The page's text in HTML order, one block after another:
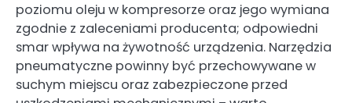
poziomu oleju w kompresorze oraz jego wymiana
zgodnie z zaleceniami producenta; odpowiedni
smar wpływa na żywotność urządzenia. Narzędzia
pneumatyczne powinny być przechowywane w
suchym miejscu oraz zabezpieczone przed